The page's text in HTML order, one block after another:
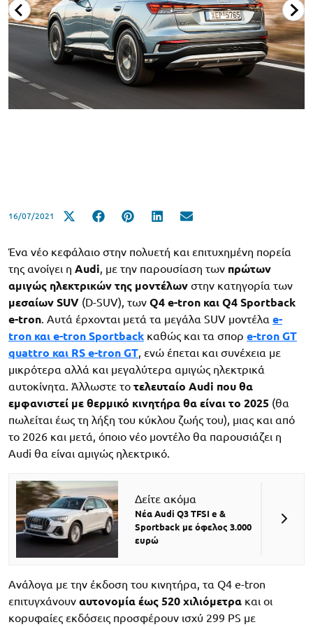
16/07/2021
Ένα νέο κεφάλαιο στην πολυετή και επιτυχημένη πορεία
της ανοίγει η Audi, με την παρουσίαση των πρώτων
αμιγώς ηλεκτρικών της μοντέλων στην κατηγορία των
μεσαίων SUV (D-SUV), των Q4 e-tron και Q4 Sportback
e-tron. Αυτά έρχονται μετά τα μεγάλα SUV μοντέλα e-
tron και e-tron Sportback καθώς και τα σπορ e-tron GT
quattro και RS e-tron GT, ενώ έπεται και συνέχεια με
μικρότερα αλλά και μεγαλύτερα αμιγώς ηλεκτρικά
αυτοκίνητα. Άλλωστε το τελευταίο Audi που θα
εμφανιστεί με θερμικό κινητήρα θα είναι το 2025 (θα
πωλείται έως τη λήξη του κύκλου ζωής του), μιας και από
το 2026 και μετά, όποιο νέο μοντέλο θα παρουσιάζει η
Audi θα είναι αμιγώς ηλεκτρικό.
Δείτε ακόμα
Νέα Audi Q3 TFSI e &
Sportback με όφελος 3.000
ευρώ
Ανάλογα με την έκδοση του κινητήρα, τα Q4 e-tron
επιτυγχάνουν αυτονομία έως 520 χιλιόμετρα και οι
κορυφαίες εκδόσεις προσφέρουν ισχύ 299 PS με